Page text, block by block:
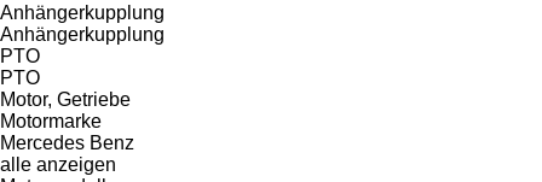
Anhängerkupplung
Anhängerkupplung
PTO
PTO
Motor, Getriebe
Motormarke
Mercedes Benz
alle anzeigen